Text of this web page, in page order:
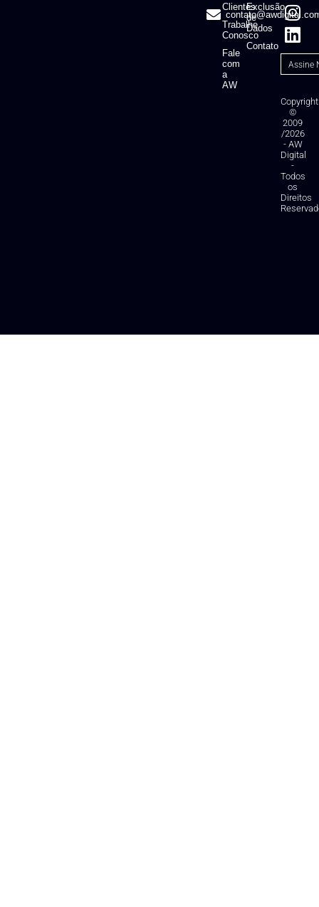
Clientes
Trabalhe
Conosco
Fale
com
a
AW
Exclusão
de
Dados
Contato
Copyright
©
2009
/2026
- AW
Digital
-
Todos
os
Direitos